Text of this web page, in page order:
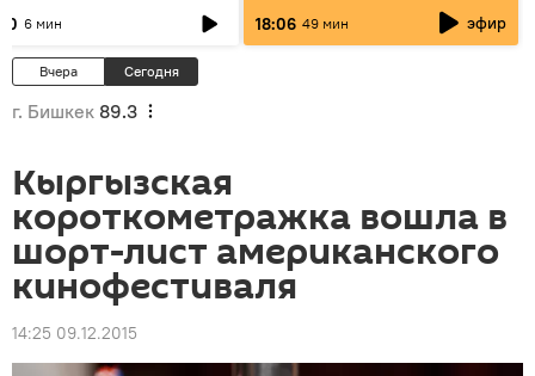
6 мин
18:06 49 мин эфир
Вчера Сегодня
г. Бишкек 89.3
Кыргызская
короткометражка вошла в
шорт-лист американского
кинофестиваля
14:25 09.12.2015